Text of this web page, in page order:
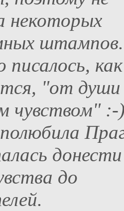
некоторых
штампов.
писалось, как
"от души
чувством" :-
донести
до